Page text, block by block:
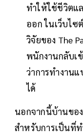
ทำให้ใช้ชีวิตแ
ออก ในเว็บไซ
วิจัยของ The
พนักงานกลับเ
ว่าการทำงาน
ได้
นอกจากนี้บ้านขอ
สำหรับการเป็นที่